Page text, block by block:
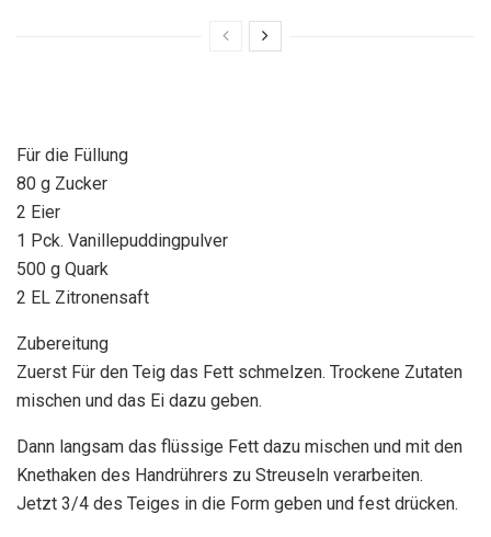
Für die Füllung
80 g Zucker
2 Eier
1 Pck. Vanillepuddingpulver
500 g Quark
2 EL Zitronensaft
Zubereitung
Zuerst Für den Teig das Fett schmelzen. Trockene Zutaten
mischen und das Ei dazu geben.
Dann langsam das flüssige Fett dazu mischen und mit den
Knethaken des Handrührers zu Streuseln verarbeiten.
Jetzt 3/4 des Teiges in die Form geben und fest drücken.